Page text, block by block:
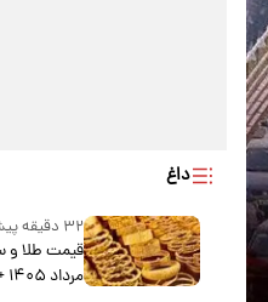
داغ
۳۲ دقیقه پیش
مرداد ۱۴۰۵ +جدول